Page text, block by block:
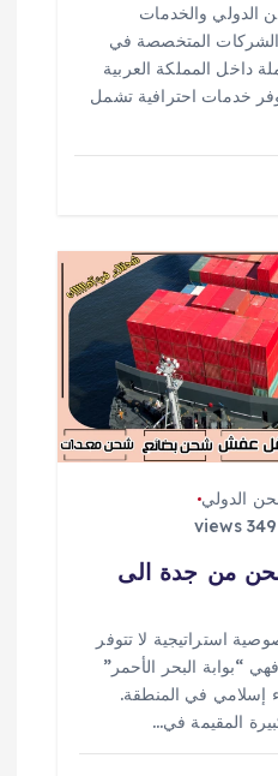
الدولي والخدمات
الشركات المتخصصة في
داخل المملكة العربية
خدمات احترافية تشمل
الدولي
شحن من جدة الى
استراتيجية لا تتوفر
“بوابة البحر الأحمر”
إسلامي في المنطقة.
المقيمة في…